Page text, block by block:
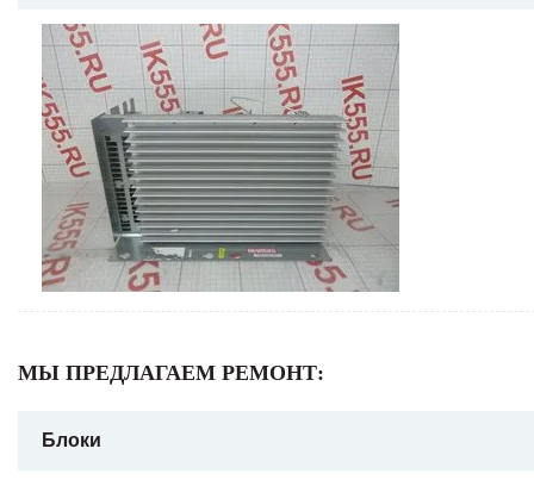
МЫ ПРЕДЛАГАЕМ РЕМОНТ:
Блоки